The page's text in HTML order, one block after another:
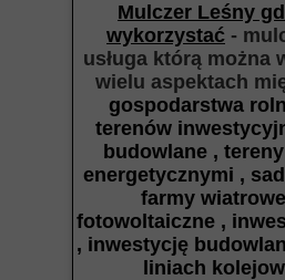
Mulczer Leśny
wykorzystać -
usługa którą można
wielu aspektach
gospodarstwa
terenów
budowlane ,
energetycznymi ,
farmy
fotowoltaiczne ,
, inwestycję
liniach